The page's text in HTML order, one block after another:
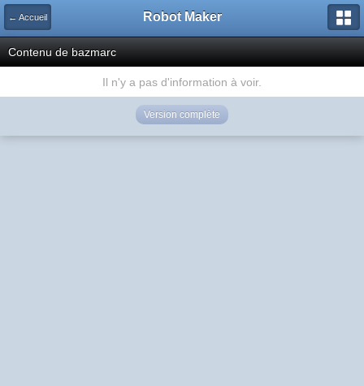
← Accueil Robot Maker
Contenu de bazmarc
Il n'y a pas d'information à voir.
Version complète